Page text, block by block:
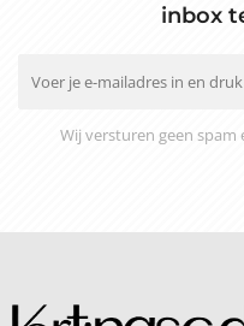
inbox
Wij versturen geen